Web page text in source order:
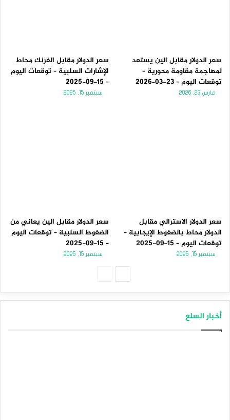
سعر الدولار مقابل الين يستعد
لمهاجمة مقاومة محورية –
توقعات اليوم – 23-03-2026
مارس 23, 2026
سعر الدولار مقابل الفرنك محاط
الإشارات السلبية – توقعات اليوم
– 15-09-2025
سبتمبر 15, 2025
سعر الدولار الاسترالي مقابل
الدولار محاط بالضغوط الإيجابية –
توقعات اليوم – 15-09-2025
سبتمبر 15, 2025
سعر الدولار مقابل الين يعاني من
الضغوط السلبية – توقعات اليوم
– 15-09-2025
سبتمبر 15, 2025
أخبار السلع